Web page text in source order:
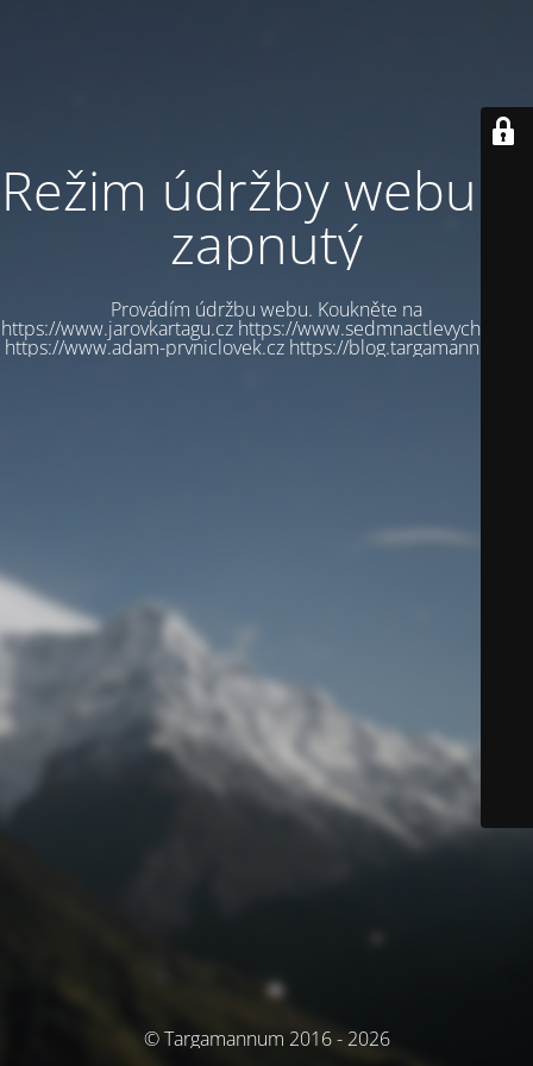
Režim údržby webu je
zapnutý
Provádím údržbu webu. Koukněte na
https://www.jarovkartagu.cz https://www.sedmnactlevychbot.cz
https://www.adam-prvniclovek.cz https://blog.targamannum.cz
© Targamannum 2016 - 2026